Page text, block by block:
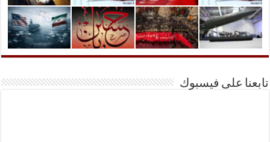
تابعنا على فيسبوك